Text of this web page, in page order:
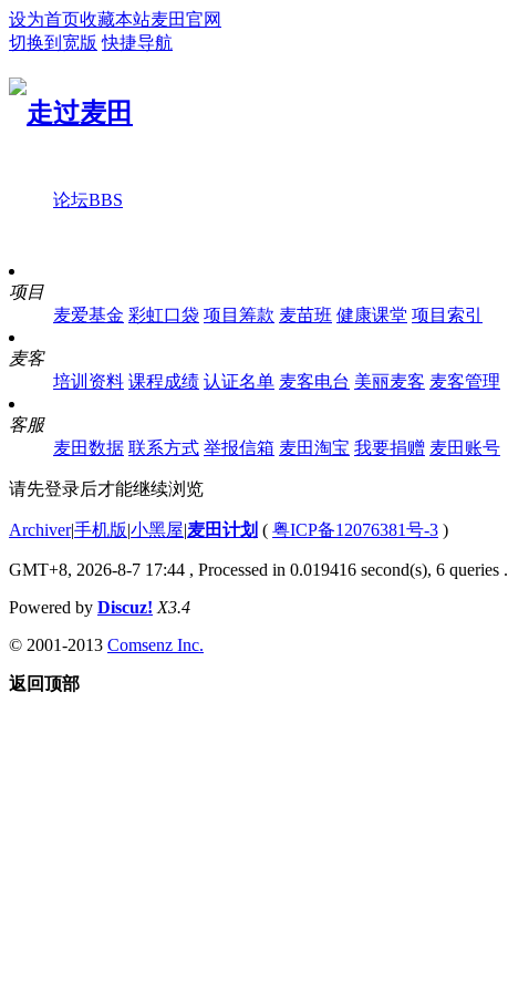
设为首页收藏本站麦田官网
切换到宽版 快捷导航
论坛BBS
项目
麦爱基金 彩虹口袋 项目筹款 麦苗班 健康课堂 项目索引
麦客
培训资料 课程成绩 认证名单 麦客电台 美丽麦客 麦客管理
客服
麦田数据 联系方式 举报信箱 麦田淘宝 我要捐赠 麦田账号
请先登录后才能继续浏览
Archiver|手机版|小黑屋|麦田计划 ( 粤ICP备12076381号-3 )
GMT+8, 2026-8-7 17:44 , Processed in 0.019416 second(s), 6 queries .
Powered by Discuz! X3.4
© 2001-2013 Comsenz Inc.
返回顶部